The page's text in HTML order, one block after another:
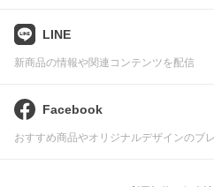
LINE
新商品の情報や関連コンテンツを配信
Facebook
おすすめ商品やオリジナルデザインのブ